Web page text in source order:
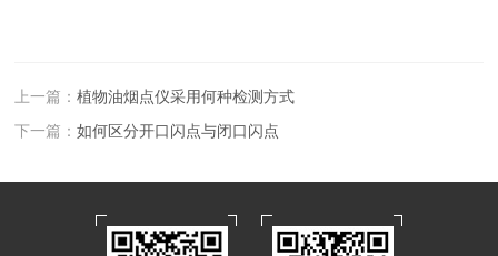
上一篇：植物油烟点仪采用何种检测方式
下一篇：如何区分开口闪点与闭口闪点